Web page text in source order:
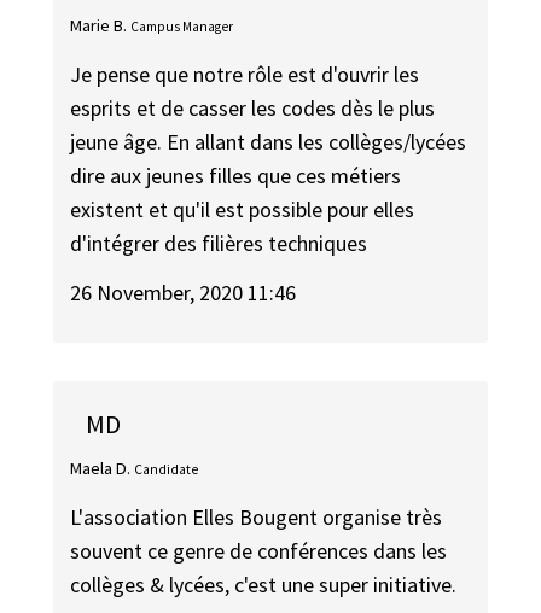
Marie B. Campus Manager
Je pense que notre rôle est d'ouvrir les
esprits et de casser les codes dès le plus
jeune âge. En allant dans les collèges/lycées
dire aux jeunes filles que ces métiers
existent et qu'il est possible pour elles
d'intégrer des filières techniques
26 November, 2020 11:46
MD
Maela D. Candidate
L'association Elles Bougent organise très
souvent ce genre de conférences dans les
collèges & lycées, c'est une super initiative.